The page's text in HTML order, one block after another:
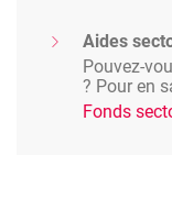
Aides
Pouvez-
? Pour en
Fonds